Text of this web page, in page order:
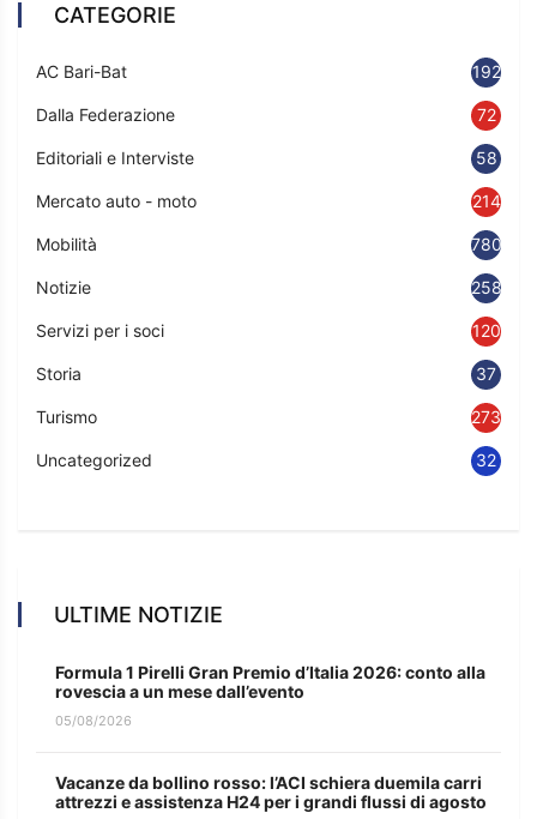
CATEGORIE
AC Bari-Bat 192
Dalla Federazione 72
Editoriali e Interviste 58
Mercato auto - moto 214
Mobilità 780
Notizie 2583
Servizi per i soci 120
Storia 37
Turismo 273
Uncategorized 32
ULTIME NOTIZIE
Formula 1 Pirelli Gran Premio d’Italia 2026: conto alla
rovescia a un mese dall’evento
05/08/2026
Vacanze da bollino rosso: l’ACI schiera duemila carri
attrezzi e assistenza H24 per i grandi flussi di agosto